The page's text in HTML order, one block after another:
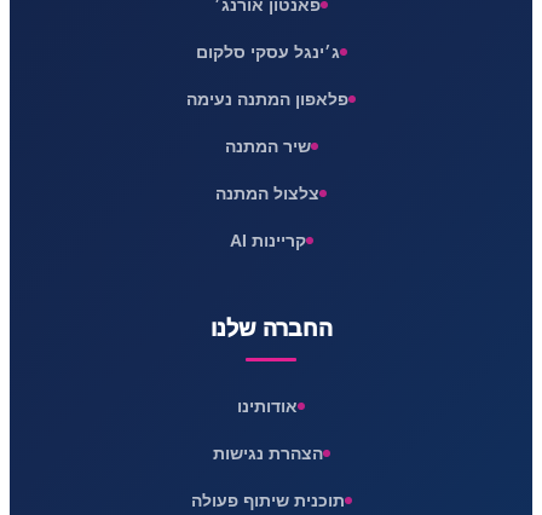
פאנטון אורנג׳
ג׳ינגל עסקי סלקום
פלאפון המתנה נעימה
שיר המתנה
צלצול המתנה
קריינות AI
החברה שלנו
אודותינו
הצהרת נגישות
תוכנית שיתוף פעולה